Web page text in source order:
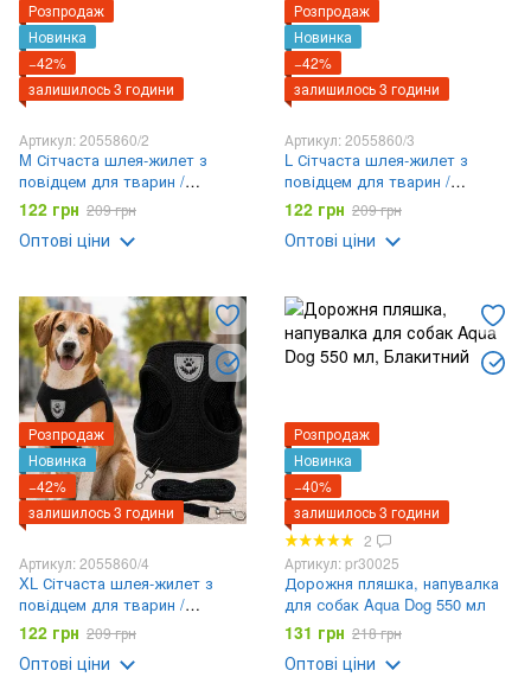
Розпродаж
Новинка
−42%
залишилось 3 години
Артикул: 2055860/2
M Сітчаста шлея-жилет з
повідцем для тварин /
Регульований нагрудник +
повідець
122 грн 209 грн
Оптові ціни
Розпродаж
Новинка
−42%
залишилось 3 години
Артикул: 2055860/3
L Сітчаста шлея-жилет з
повідцем для тварин /
Регульований нагрудник +
повідець
122 грн 209 грн
Оптові ціни
Розпродаж
Новинка
−42%
залишилось 3 години
Артикул: 2055860/4
XL Сітчаста шлея-жилет з
повідцем для тварин /
Регульований нагрудник +
повідець
122 грн 209 грн
Оптові ціни
Розпродаж
Новинка
−40%
залишилось 3 години
2
Артикул: pr30025
Дорожня пляшка, напувалка
для собак Aqua Dog 550 мл
131 грн 218 грн
Оптові ціни